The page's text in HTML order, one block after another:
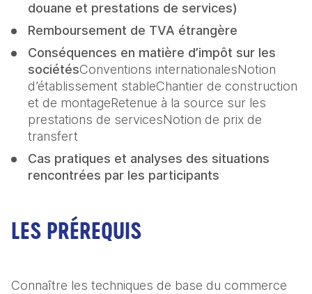
douane et prestations de services)
Remboursement de TVA étrangère
Conséquences en matière d’impôt sur les
sociétésConventions internationalesNotion
d’établissement stableChantier de construction
et de montageRetenue à la source sur les
prestations de servicesNotion de prix de
transfert
Cas pratiques et analyses des situations
rencontrées par les participants
LES PRÉREQUIS
Connaître les techniques de base du commerce